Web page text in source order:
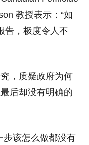
教授表示：“如
告，极度令人不
，质疑政府为何
后却没有明确的
步该怎么做都没有